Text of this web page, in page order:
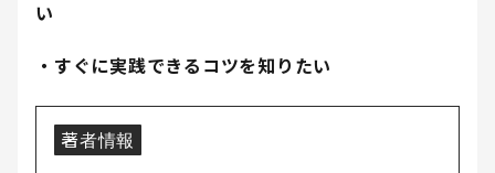
い
・すぐに実践できるコツを知りたい
著者情報